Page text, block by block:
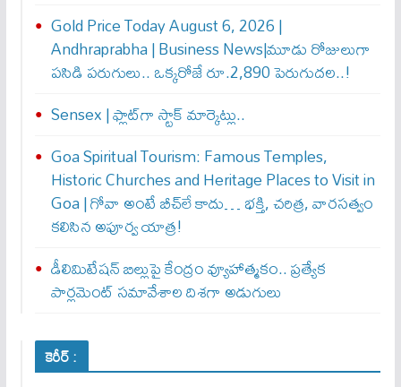
Gold Price Today August 6, 2026 |
Andhraprabha | Business News|మూడు రోజులుగా
పసిడి పరుగులు.. ఒక్కరోజే రూ.2,890 పెరుగుద‌ల‌..!
Sensex | ఫ్లాట్‌గా స్టాక్ మార్కెట్లు..
Goa Spiritual Tourism: Famous Temples,
Historic Churches and Heritage Places to Visit in
Goa | గోవా అంటే బీచ్‌లే కాదు… భక్తి, చరిత్ర, వారసత్వం
కలిసిన అపూర్వ యాత్ర!
డీలిమిటేషన్ బిల్లుపై కేంద్రం వ్యూహాత్మకం.. ప్రత్యేక
పార్లమెంట్ సమావేశాల దిశగా అడుగులు
కెరీర్ :